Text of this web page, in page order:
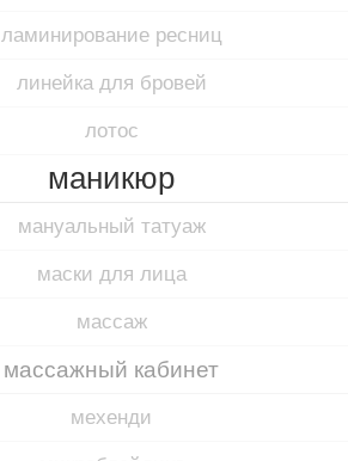
ламинирование ресниц
линейка для бровей
лотос
маникюр
мануальный татуаж
маски для лица
массаж
массажный кабинет
мехенди